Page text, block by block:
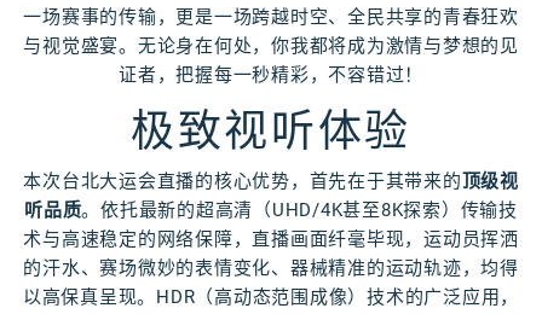
一场赛事的传输，更是一场跨越时空、全民共享的青春狂欢
与视觉盛宴。无论身在何处，你我都将成为激情与梦想的见
证者，把握每一秒精彩，不容错过！
极致视听体验
本次台北大运会直播的核心优势，首先在于其带来的顶级视
听品质。依托最新的超高清（UHD/4K甚至8K探索）传输技
术与高速稳定的网络保障，直播画面纤毫毕现，运动员挥洒
的汗水、赛场微妙的表情变化、器械精准的运动轨迹，均得
以高保真呈现。HDR（高动态范围成像）技术的广泛应用，